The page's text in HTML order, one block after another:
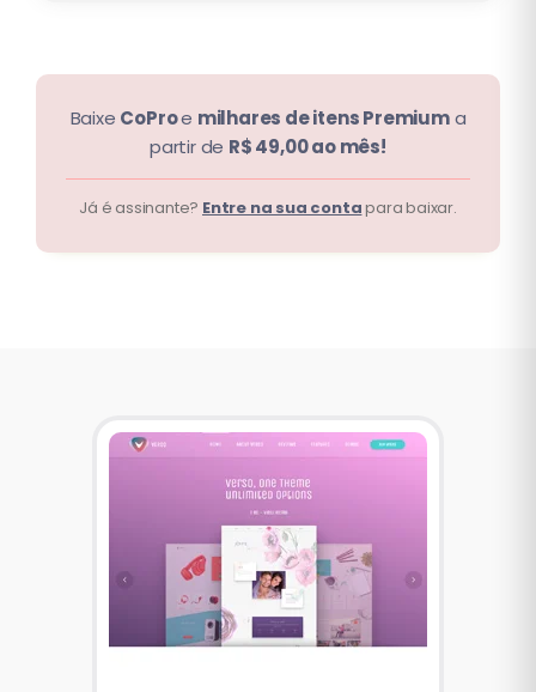
Baixe CoProe milhares de itens Premiuma
partir de R$ 49,00 ao mês!
Já é assinante? Entre na sua contapara baixar.